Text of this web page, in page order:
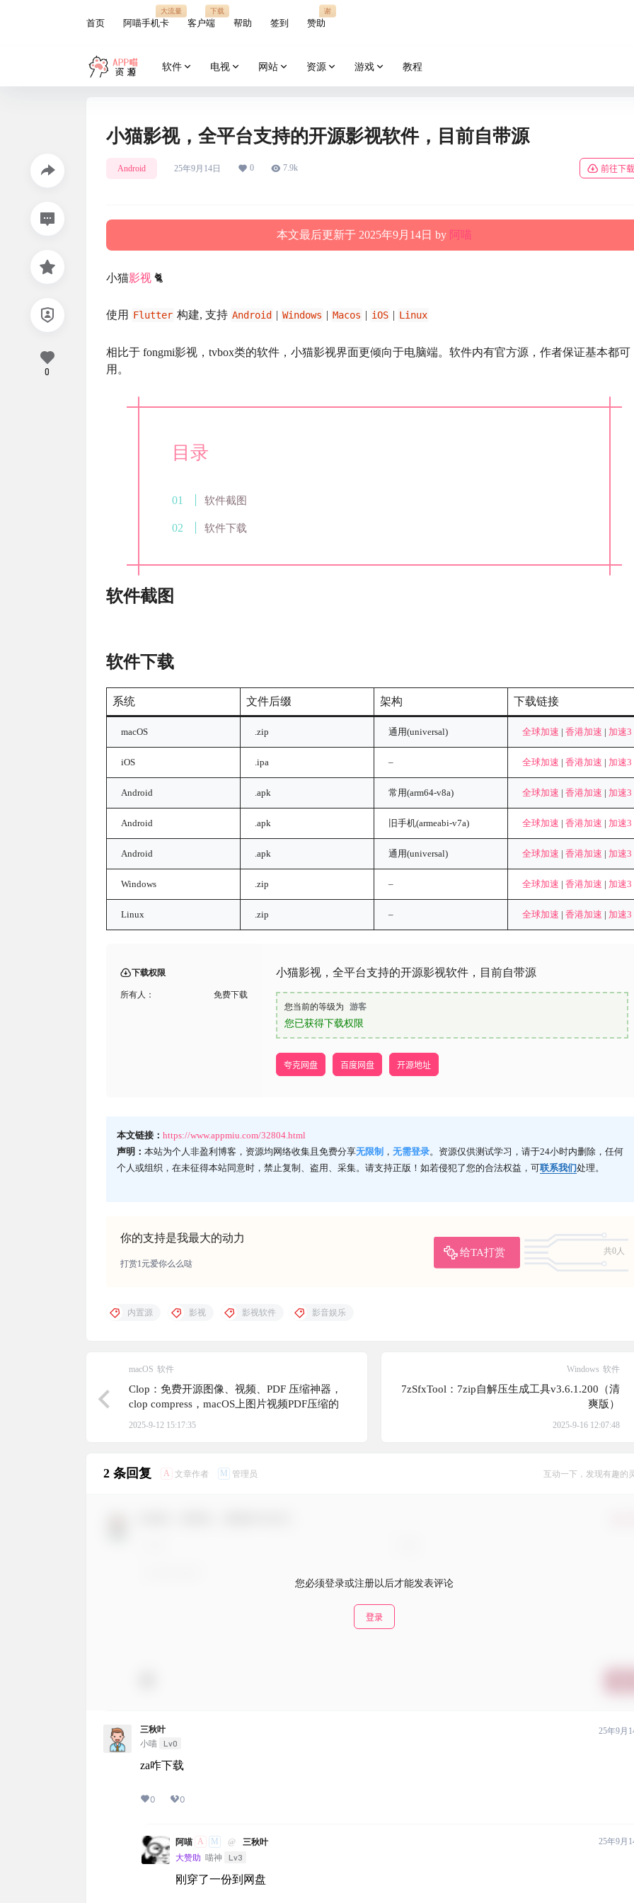
首页 阿喵手机卡
大流量
客户端
下载
帮助 签到 赞助
谢
软件 电视 网站 资源 游戏 教程
小猫影视，全平台支持的开源影视软件，目前自带源
Android 25年9月14日 0 7.9k 前往下载
本文最后更新于 2025年9月14日 by 阿喵
小猫影视 🐈
使用 Flutter 构建, 支持 Android | Windows | Macos | iOS | Linux
相比于 fongmi影视，tvbox类的软件，小猫影视界面更倾向于电脑端。软件内有官方源，作者保证基本都可
用。
目录
软件截图
软件下载
软件截图
软件下载
系统 文件后缀 架构 下载链接
macOS .zip 通用(universal) 全球加速 | 香港加速 | 加速3
iOS .ipa – 全球加速 | 香港加速 | 加速3
Android .apk 常用(arm64-v8a) 全球加速 | 香港加速 | 加速3
Android .apk 旧手机(armeabi-v7a) 全球加速 | 香港加速 | 加速3
Android .apk 通用(universal) 全球加速 | 香港加速 | 加速3
Windows .zip – 全球加速 | 香港加速 | 加速3
Linux .zip – 全球加速 | 香港加速 | 加速3
下载权限
所有人： 免费下载
小猫影视，全平台支持的开源影视软件，目前自带源
您当前的等级为 游客
您已获得下载权限
夸克网盘 百度网盘 开源地址
本文链接： https://www.appmiu.com/32804.html
声明： 本站为个人非盈利博客，资源均网络收集且免费分享无限制 ， 无需登录。资源仅供测试学习，请于24小时内删除，任何
个人或组织，在未征得本站同意时，禁止复制、盗用、采集。请支持正版！如若侵犯了您的合法权益，可联系我们处理。
你的支持是我最大的动力
给TA打赏
共0人
打赏1元爱你么么哒
0
内置源 影视 影视软件 影音娱乐
macOS 软件
Clop：免费开源图像、视频、PDF 压缩神器，
clop compress，macOS上图片视频PDF压缩的
神！
2025-9-12 15:17:35
Windows 软件
7zSfxTool：7zip自解压生成工具v3.6.1.200（清
爽版）
2025-9-16 12:07:48
2 条回复 A 文章作者 M 管理员 互动一下，发现有趣的
您必须登录或注册以后才能发表评论
登录
三秋叶
小喵
Lv0
25年9月
za咋下载
0 0
阿喵 A M @
三秋叶
大赞助 喵神 Lv3
25年9月
刚穿了一份到网盘